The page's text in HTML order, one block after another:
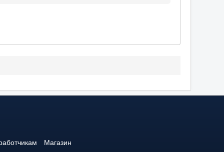
Магазин